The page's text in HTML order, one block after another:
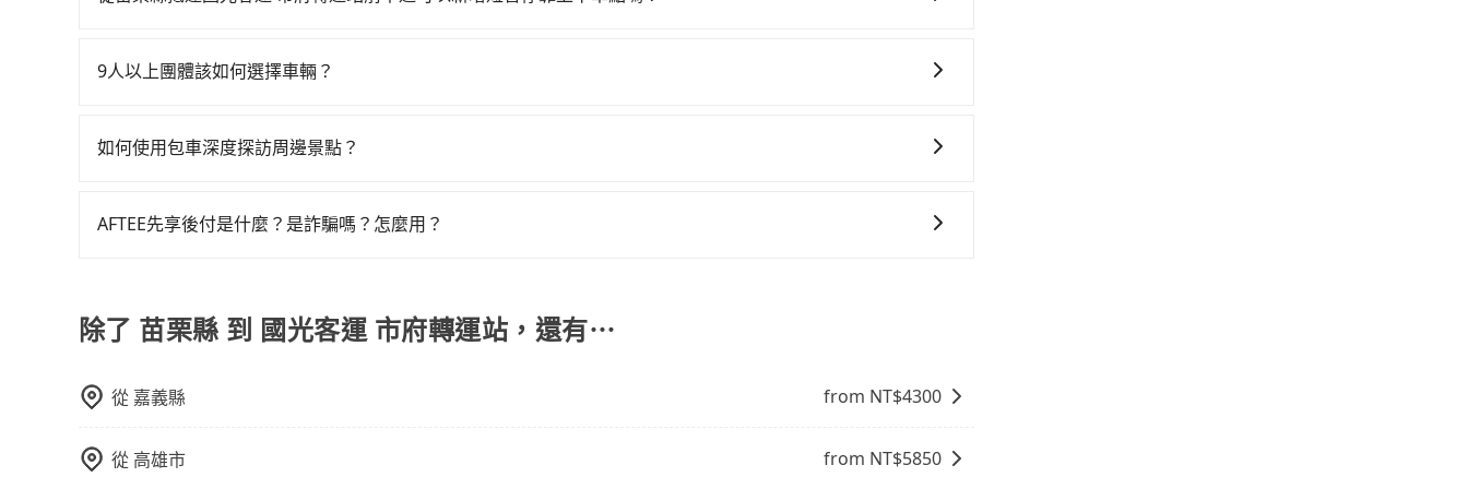
點仍有段距離，在遇到下雨天或者載行李時，就顯得非常不便。
無法申訴退費。
位置，前後額外里程數5公里內加收200元。雖然可能有些路線完全順路，但是司機多點停靠就會有額外的等待時
9人以上團體該如何選擇車輛？
客車最多座位數量就是9人，如扣掉司機就只能乘坐8位乘客，如果要10人以上就是營業大客車的範疇，也就是中
上。通常人數沒有超過10位，建議預約一台九人座與一台小轎車比較划算，如人數超過12位就一定是叫一台中巴
如何使用包車深度探訪周邊景點？
節奏和時間進行遊覽。除了景點本身，還可以體驗周邊的文化和風俗，品嚐當地的美食，與當地人交流，深入體
AFTEE先享後付是什麼？是詐騙嗎？怎麼用？
除了 苗栗縣 到 國光客運 市府轉運站，還有⋯
從 嘉義縣 from NT$4300
從 高雄市 from NT$5850